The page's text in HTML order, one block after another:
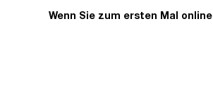
Wenn Sie zum ersten Mal online